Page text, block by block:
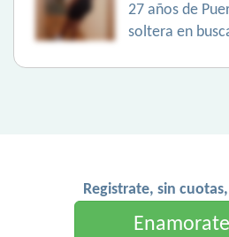
27 años de
soltera en
Registrate, sin